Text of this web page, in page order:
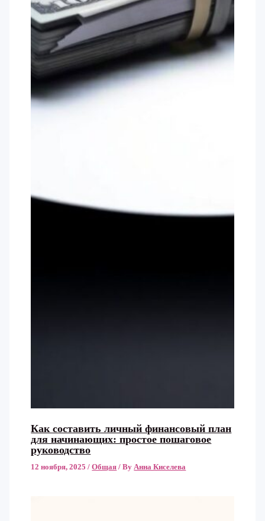
Как составить личный финансовый план
для начинающих: простое пошаговое
руководство
12 ноября, 2025/Общая / ByАнна Киселева